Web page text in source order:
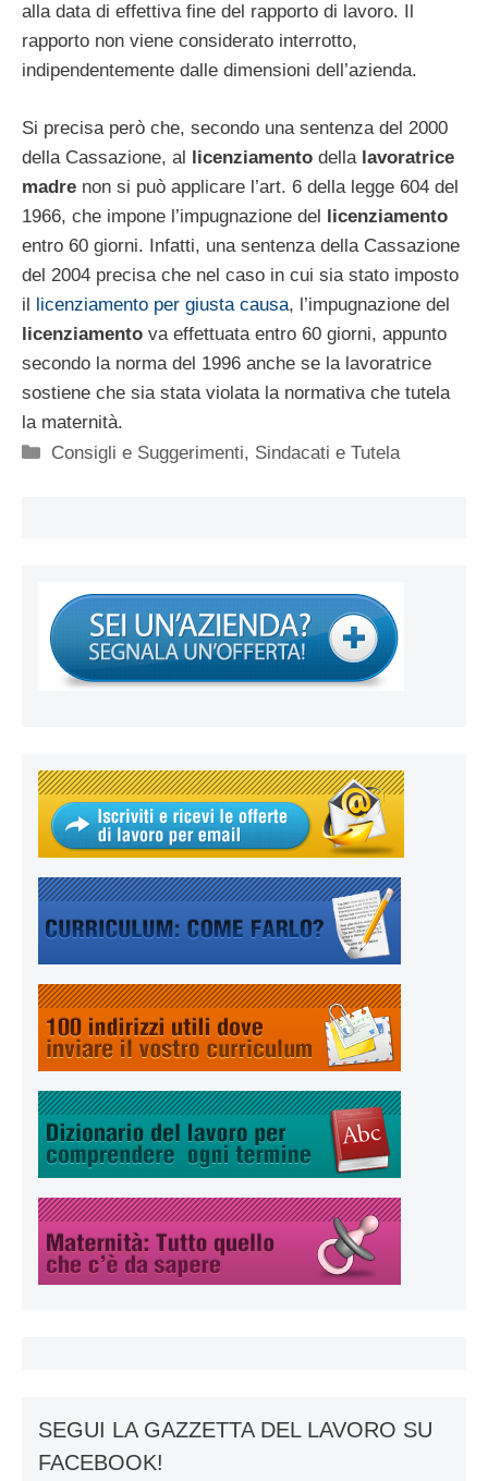
alla data di effettiva fine del rapporto di lavoro. Il
rapporto non viene considerato interrotto,
indipendentemente dalle dimensioni dell’azienda.
Si precisa però che, secondo una sentenza del 2000
della Cassazione, al licenziamento della lavoratrice
madre non si può applicare l’art. 6 della legge 604 del
1966, che impone l’impugnazione del licenziamento
entro 60 giorni. Infatti, una sentenza della Cassazione
del 2004 precisa che nel caso in cui sia stato imposto
il licenziamento per giusta causa, l’impugnazione del
licenziamento va effettuata entro 60 giorni, appunto
secondo la norma del 1996 anche se la lavoratrice
sostiene che sia stata violata la normativa che tutela
la maternità.
Categorie
Consigli e Suggerimenti, Sindacati e Tutela
SEGUI LA GAZZETTA DEL LAVORO SU
FACEBOOK!